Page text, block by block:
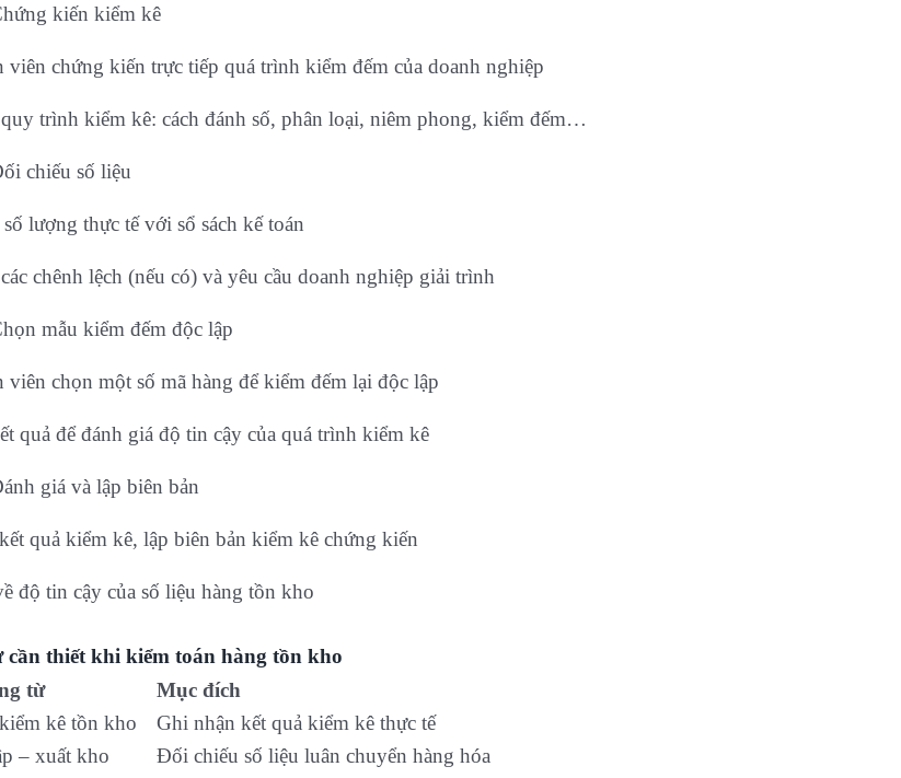
kiến kiểm kê
viên chứng kiến trực tiếp quá trình kiểm đếm của doanh nghiệp
trình kiểm kê: cách đánh số, phân loại, niêm phong, kiểm đếm…
chiếu số liệu
lượng thực tế với sổ sách kế toán
chênh lệch (nếu có) và yêu cầu doanh nghiệp giải trình
mẫu kiểm đếm độc lập
viên chọn một số mã hàng để kiểm đếm lại độc lập
quả để đánh giá độ tin cậy của quá trình kiểm kê
giá và lập biên bản
quả kiểm kê, lập biên bản kiểm kê chứng kiến
độ tin cậy của số liệu hàng tồn kho
cần thiết khi kiểm toán hàng tồn kho
từ
Mục đích
kê tồn kho
Ghi nhận kết quả kiểm kê thực tế
– xuất kho
Đối chiếu số liệu luân chuyển hàng hóa